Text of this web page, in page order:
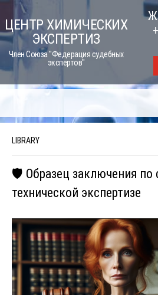
Skip
to
content
ЦЕНТР ХИМИЧЕСКИХ
ЭКСПЕРТИЗ
Член Союза "Федерация судебных
экспертов"
LIBRARY
🛡️ Образец заключения по
технической экспертизе